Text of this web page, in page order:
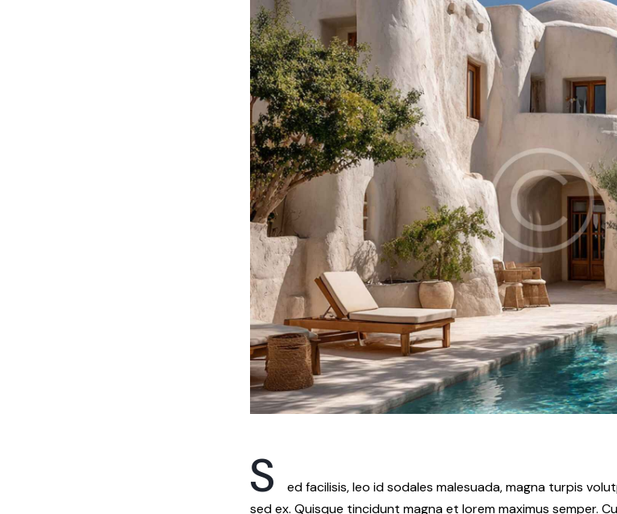
S
ed facilisis, leo id sodales malesuada, magna turpis
sed ex. Quisque tincidunt magna et lorem maximus semper.